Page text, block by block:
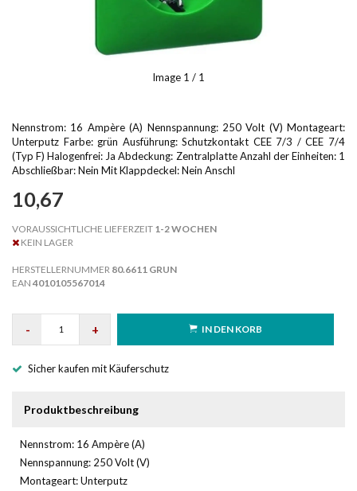
Image 1 / 1
Nennstrom: 16 Ampère (A) Nennspannung: 250 Volt (V) Montageart:
Unterputz Farbe: grün Ausführung: Schutzkontakt CEE 7/3 / CEE 7/4
(Typ F) Halogenfrei: Ja Abdeckung: Zentralplatte Anzahl der Einheiten: 1
Abschließbar: Nein Mit Klappdeckel: Nein Anschl
10,67
VORAUSSICHTLICHE LIEFERZEIT 1-2 WOCHEN
KEIN LAGER
HERSTELLERNUMMER 80.6611 GRUN
EAN 4010105567014
- + IN DEN KORB
Sicher kaufen mit Käuferschutz
Produktbeschreibung
Nennstrom: 16 Ampère (A)
Nennspannung: 250 Volt (V)
Montageart: Unterputz